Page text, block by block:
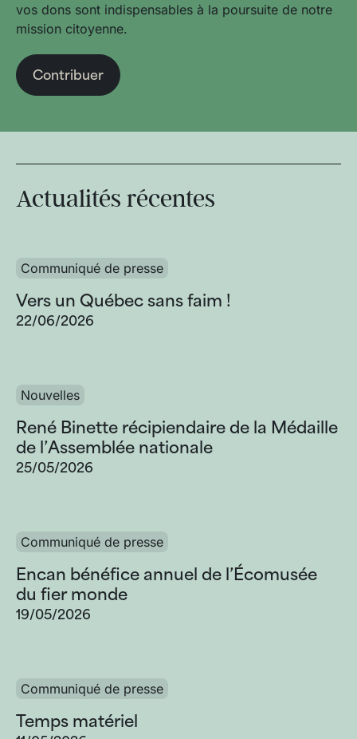
vos dons sont indispensables à la poursuite de notre
mission citoyenne.
Contribuer
Actualités récentes
Communiqué de presse
Vers un Québec sans faim !
22/06/2026
Nouvelles
René Binette récipiendaire de la Médaille
de l’Assemblée nationale
25/05/2026
Communiqué de presse
Encan bénéfice annuel de l’Écomusée
du fier monde
19/05/2026
Communiqué de presse
Temps matériel